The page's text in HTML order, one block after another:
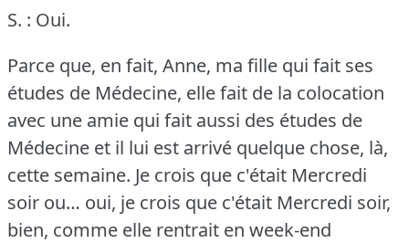
S. : Oui.
Parce que, en fait, Anne, ma fille qui fait ses
études de Médecine, elle fait de la colocation
avec une amie qui fait aussi des études de
Médecine et il lui est arrivé quelque chose, là,
cette semaine. Je crois que c'était Mercredi
soir ou… oui, je crois que c'était Mercredi soir,
bien, comme elle rentrait en week-end